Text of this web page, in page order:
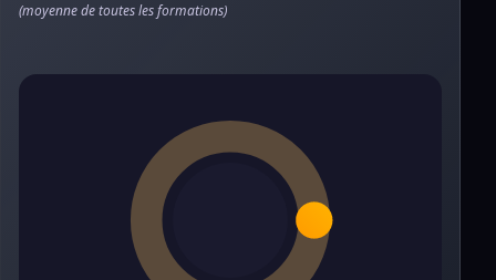
(moyenne de toutes les formations)